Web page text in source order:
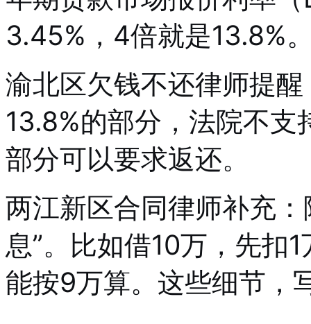
3.45%，4倍就是13.8%
渝北区欠钱不还律师提
13.8%的部分，法院不
部分可以要求返还。
两江新区合同律师补充
息”。比如借10万，先扣
能按9万算。这些细节，